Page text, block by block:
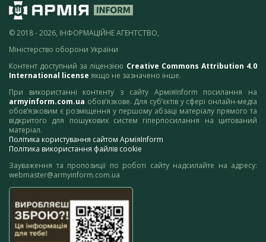
© 2018 - 2026, ІНФОРМАЦІЙНЕ АГЕНТСТВО,
Міністерство оборони України
Контент доступний за ліцензією Creative Commons Attribution 4.0
International license якщо не зазначено інше.
При використанні контенту з сайту АрміяInform посилання на
armyinform.com.ua обов’язкове. Для суб’єктів у сфері онлайн-медіа
обов’язковим є розміщення у першому абзаці матеріалу прямого та
відкритого для пошукових систем гіперпосилання на цитований
матеріал.
Політика користування сайтом АрміяInform
Політика використання файлів cookie
Зауваження та пропозиції по роботі сайту надсилайте на адресу:
webmaster@armyinform.com.ua